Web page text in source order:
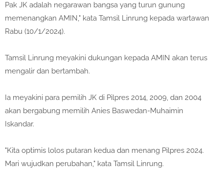
Pak JK adalah negarawan bangsa yang turun gunung
memenangkan AMIN," kata Tamsil Linrung kepada wartawan
Rabu (10/1/2024).
Tamsil Linrung meyakini dukungan kepada AMIN akan terus
mengalir dan bertambah.
Ia meyakini para pemilih JK di Pilpres 2014, 2009, dan 2004
akan bergabung memilih Anies Baswedan-Muhaimin
Iskandar.
"Kita optimis lolos putaran kedua dan menang Pilpres 2024.
Mari wujudkan perubahan," kata Tamsil Linrung.